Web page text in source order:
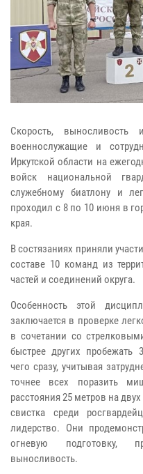
Скорость, выносливость
военнослужащие и
Иркутской области на
войск национальной
служебному биатлону и
проходил с 8 по 10 июня в
края.
В состязаниях приняли
составе 10 команд из
частей и соединений округа.
Особенность этой
заключается в проверке
в сочетании со
быстрее других пробежать
чего сразу, учитывая
точнее всех поразить
расстояния 25 метров на
свистка среди
лидерство. Они
огневую подготовку,
выносливость.